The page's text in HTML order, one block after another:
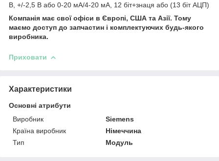
В, +/-2,5 В або 0-20 мА/4-20 мА, 12 біт+знаця або (13 біт АЦП)
Компанія має свої офіси в Європі, США та Азії. Тому
маємо доступ до запчастин і комплектуючих будь-якого
виробника.
Приховати
Характеристики
Основні атрибути
Виробник
Siemens
Країна виробник
Німеччина
Тип
Модуль